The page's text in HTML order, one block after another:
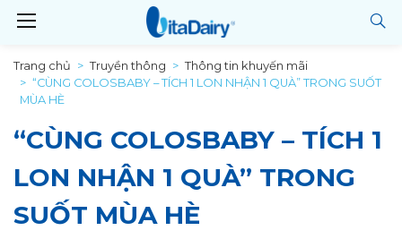
Trang chủ Truyền thông
Thông tin khuyến mãi
“CÙNG COLOSBABY – TÍCH 1 LON NHẬN 1 QUÀ” TRONG SUỐT
MÙA HÈ
“CÙNG COLOSBABY – TÍCH 1
LON NHẬN 1 QUÀ” TRONG
SUỐT MÙA HÈ